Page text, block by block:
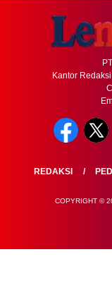
Kantor
REDAKSI
COPYRIGHT ©